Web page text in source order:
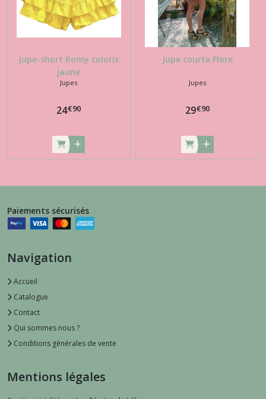
Jupe-short Romy coloris
jaune
Jupes
24€90
Jupe courte Flore
Jupes
29€90
Paiements sécurisés
Navigation
Accueil
Catalogue
Contact
Qui sommes nous ?
Conditions générales de vente
Mentions légales